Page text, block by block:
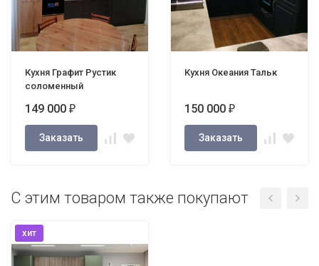
Кухня Графит Рустик
соломенный
149 000 ₽
Заказать
Кухня Океания Тальк
150 000 ₽
Заказать
С этим товаром также покупают
хит